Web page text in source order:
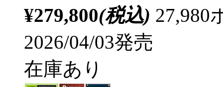
¥279,800(税込) 27,980
2026/04/03発売
在庫あり